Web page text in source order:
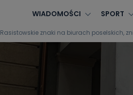
WIADOMOŚCI SPORT
Rasistowskie znaki na biurach poselskich,